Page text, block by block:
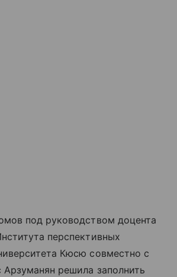
под руководством доцента
перспективных
Кюсю совместно с
решила заполнить